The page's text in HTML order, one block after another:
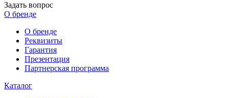
Задать вопрос
О бренде
О бренде
Реквизиты
Гарантия
Презентация
Партнерская программа
Каталог